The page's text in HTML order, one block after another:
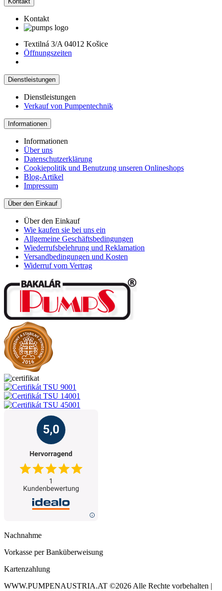
Kontakt
Textilná 3/A 04012 Košice
Öffnungszeiten
Dienstleistungen
Dienstleistungen
Verkauf von Pumpentechnik
Informationen
Informationen
Über uns
Datenschutzerklärung
Cookiepolitik und Benutzung unseren Onlineshops
Blog-Artikel
Impressum
Über den Einkauf
Über den Einkauf
Wie kaufen sie bei uns ein
Allgemeine Geschäftsbedingungen
Wiederrufsbelehrung und Reklamation
Versandbedingungen und Kosten
Widerruf vom Vertrag
Nachnahme
Vorkasse per Banküberweisung
Kartenzahlung
WWW.PUMPENAUSTRIA.AT ©2026 Alle Rechte vorbehalten |